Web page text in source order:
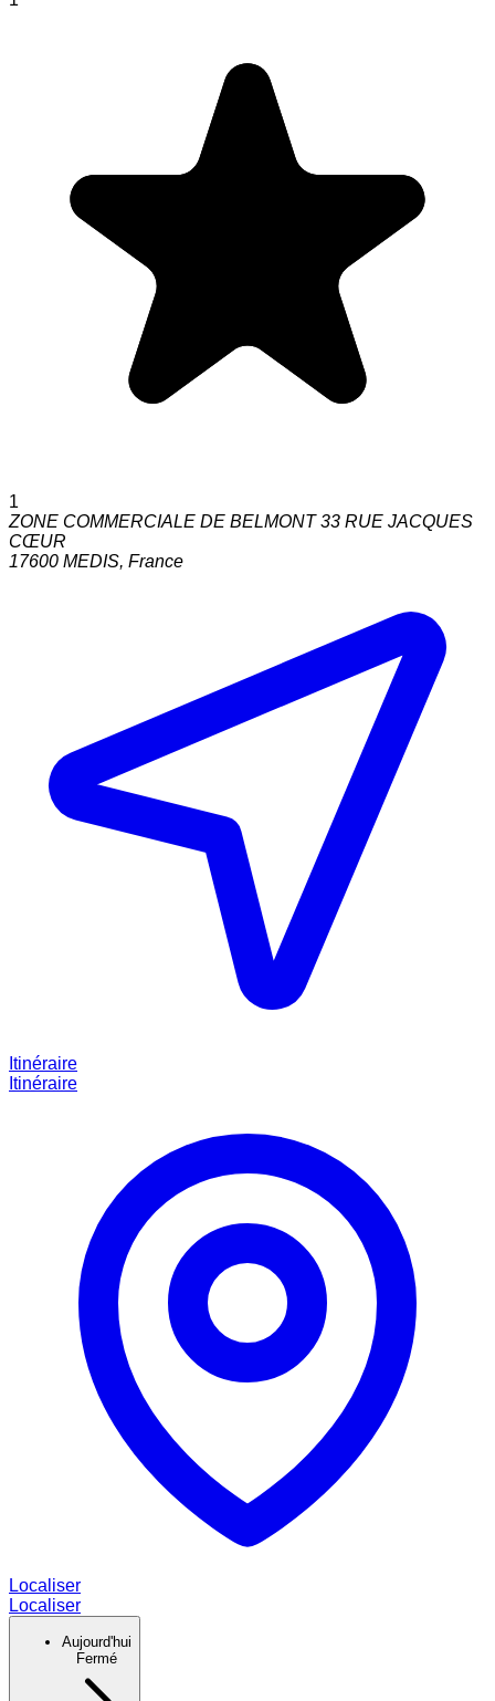
1
ZONE COMMERCIALE DE BELMONT 33 RUE JACQUES
CŒUR
17600 MEDIS, France
Itinéraire
Itinéraire
Localiser
Localiser
Aujourd'hui
Fermé